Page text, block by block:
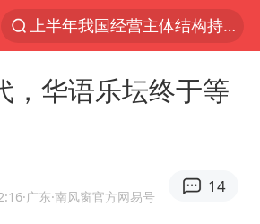
上半年我国经营主体结构持续优化
杭州机场已取消航班388架次
中国籍豪华游艇富商之子在泰国被杀
，华语乐坛终于等
·广东·南风窗官方网易号
14